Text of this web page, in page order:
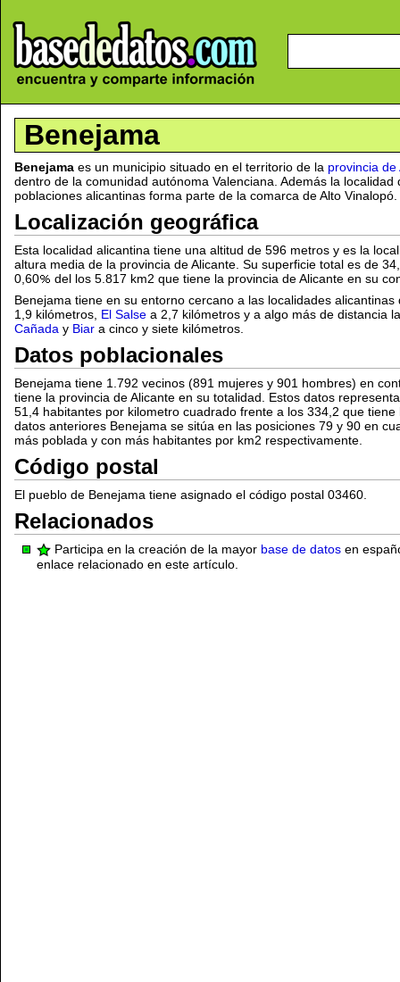
Benejama
Benejama es un municipio situado en el territorio de la provincia de
dentro de la comunidad autónoma Valenciana. Además la
poblaciones alicantinas forma parte de la comarca de Alto Vinalopó.
Localización geográfica
Esta localidad alicantina tiene una altitud de 596 metros y es la
altura media de la provincia de Alicante. Su superficie total es de
0,60
del los 5.817 km2 que tiene la provincia de Alicante en su
Benejama tiene en su entorno cercano a las localidades
1,9 kilómetros, El Salse a 2,7 kilómetros y a algo más de distancia
Cañada y Biar a cinco y siete kilómetros.
Datos poblacionales
Benejama tiene 1.792 vecinos (891 mujeres y 901 hombres) en
tiene la provincia de Alicante en su totalidad. Estos datos
51,4 habitantes por kilometro cuadrado frente a los 334,2 que
datos anteriores Benejama se sitúa en las posiciones 79 y 90 en
más poblada y con más habitantes por km2 respectivamente.
Código postal
El pueblo de Benejama tiene asignado el código postal 03460.
Relacionados
Participa en la creación de la mayor base de datos en
enlace relacionado en este artículo.